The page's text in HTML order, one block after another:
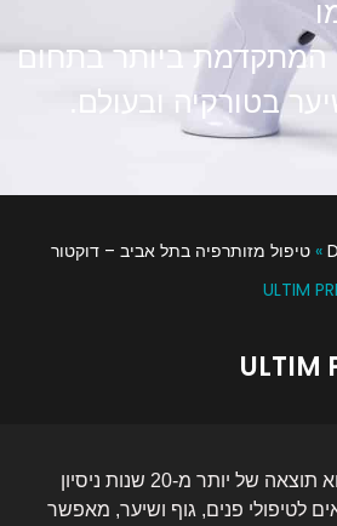
ובשיטת Dhi המתקדמת ביותר בתחום
בטורקיה ובעולם.
» טיפול מזותרפיה בתל אביב – דוקטור
ULTIM
ULTIM
ה-Ultim® Mesogun הוא תוצאה של יותר מ-20 שנות ניסיון
לטיפולי פנים, גוף ושיער, מאפשר